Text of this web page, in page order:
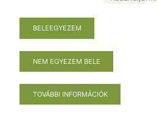
BELEEGYEZEM
NEM EGYEZEM BELE
TOVÁBBI INFORMÁCIÓK